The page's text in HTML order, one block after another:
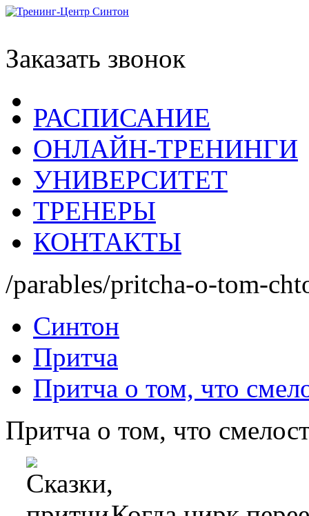
Заказать звонок
РАСПИСАНИЕ
ОНЛАЙН-ТРЕНИНГИ
УНИВЕРСИТЕТ
ТРЕНЕРЫ
КОНТАКТЫ
/parables/pritcha-o-tom-
Синтон
Притча
Притча о том, что
Притча о том, что